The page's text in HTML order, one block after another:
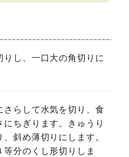
りし、一口大の角切りに
さらして水気を切り、食
にちぎります。きゅうり
斜め薄切りにします。
等分のくし形切りしま